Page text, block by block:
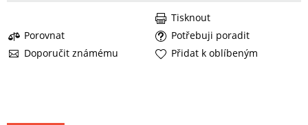
Porovnat
Potřebuji poradit
Doporučit známému
Tisknout
Přidat k oblíbeným